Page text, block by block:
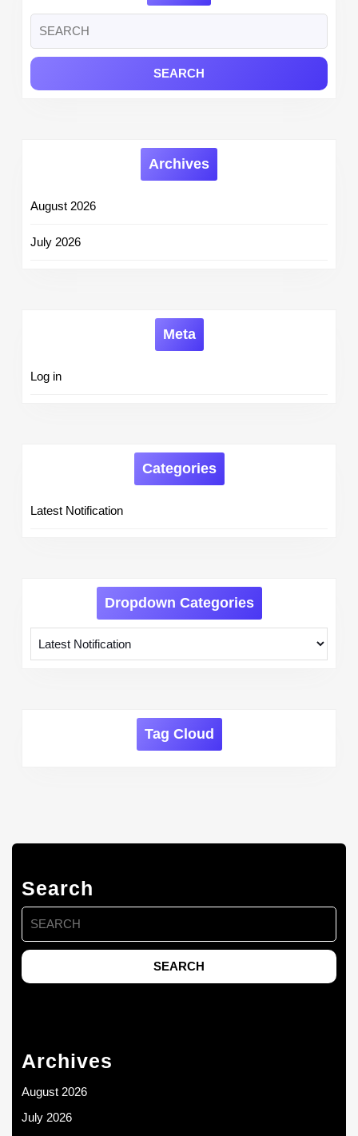
at
for:
Archives
August 2026
July 2026
Meta
Log in
Categories
Latest Notification
Dropdown Categories
Tag Cloud
Search
Search
for:
Archives
August 2026
July 2026